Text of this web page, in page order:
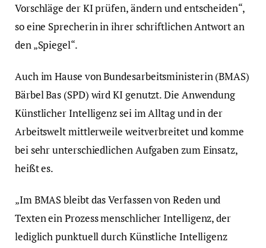
Vorschläge der KI prüfen, ändern und entscheiden“,
so eine Sprecherin in ihrer schriftlichen Antwort an
den „Spiegel“.
Auch im Hause von Bundesarbeitsministerin (BMAS)
Bärbel Bas (SPD) wird KI genutzt. Die Anwendung
Künstlicher Intelligenz sei im Alltag und in der
Arbeitswelt mittlerweile weitverbreitet und komme
bei sehr unterschiedlichen Aufgaben zum Einsatz,
heißt es.
„Im BMAS bleibt das Verfassen von Reden und
Texten ein Prozess menschlicher Intelligenz, der
lediglich punktuell durch Künstliche Intelligenz